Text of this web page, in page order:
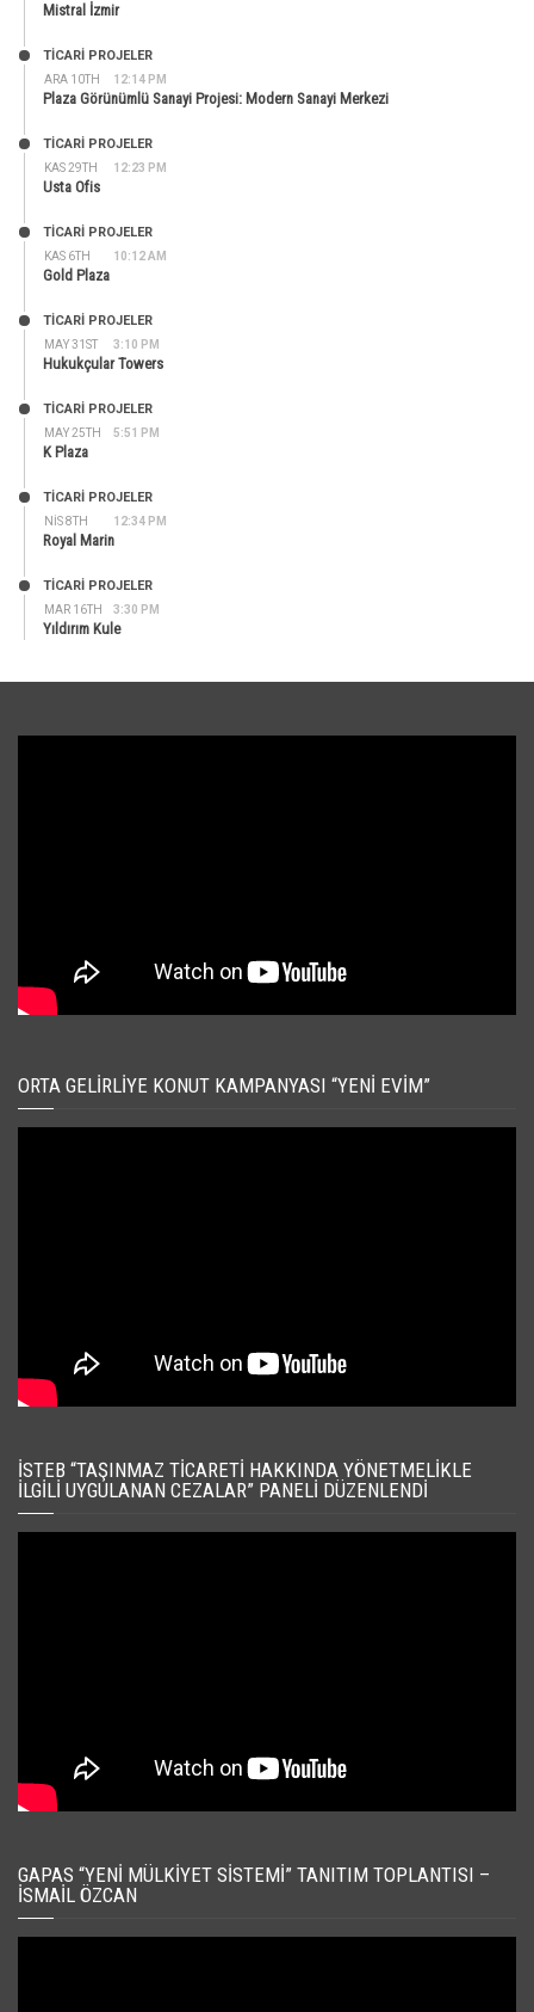
Mistral İzmir
ARA 10TH 12:14 PM
TİCARİ PROJELER
Plaza Görünümlü Sanayi Projesi: Modern Sanayi Merkezi
KAS 29TH 12:23 PM
TİCARİ PROJELER
Usta Ofis
KAS 6TH 10:12 AM
TİCARİ PROJELER
Gold Plaza
MAY 31ST 3:10 PM
TİCARİ PROJELER
Hukukçular Towers
MAY 25TH 5:51 PM
TİCARİ PROJELER
K Plaza
NIS 8TH 12:34 PM
TİCARİ PROJELER
Royal Marin
MAR 16TH 3:30 PM
TİCARİ PROJELER
Yıldırım Kule
ORTA GELIRLIYE KONUT KAMPANYASI “YENI EVIM”
İSTEB “TAŞINMAZ TICARETI HAKKINDA YÖNETMELIKLE
İLGILI UYGULANAN CEZALAR” PANELI DÜZENLENDI
GAPAS “YENI MÜLKIYET SISTEMI” TANITIM TOPLANTISI –
İSMAIL ÖZCAN